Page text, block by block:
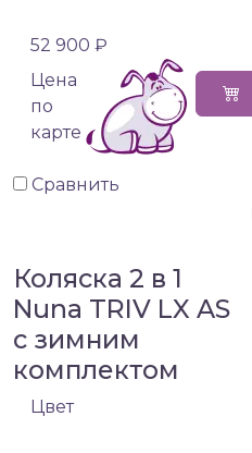
52 900 ₽
Цена
по
карте
Сравнить
Коляска 2 в 1
Nuna TRIV LX AS
с зимним
комплектом
Цвет